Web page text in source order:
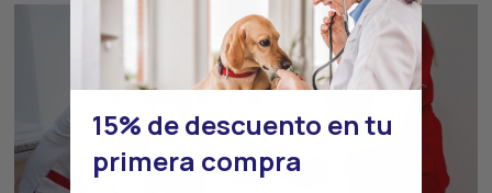
15% de descuento en tu
primera compra